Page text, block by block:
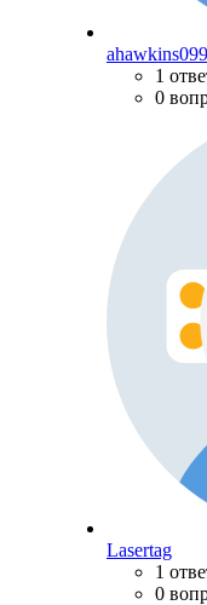
ahawkins099
1
0
Lasertag
1
0